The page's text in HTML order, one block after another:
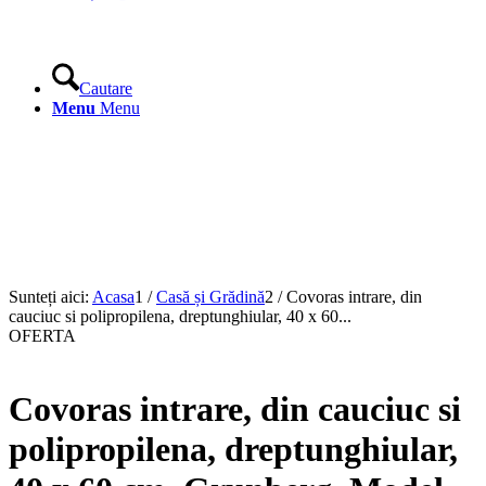
Cautare
Menu Menu
Sunteți aici: Acasa1 / Casă și Grădină2 / Covoras intrare, din
cauciuc si polipropilena, dreptunghiular, 40 x 60...
OFERTA
Covoras intrare, din cauciuc si
polipropilena, dreptunghiular,